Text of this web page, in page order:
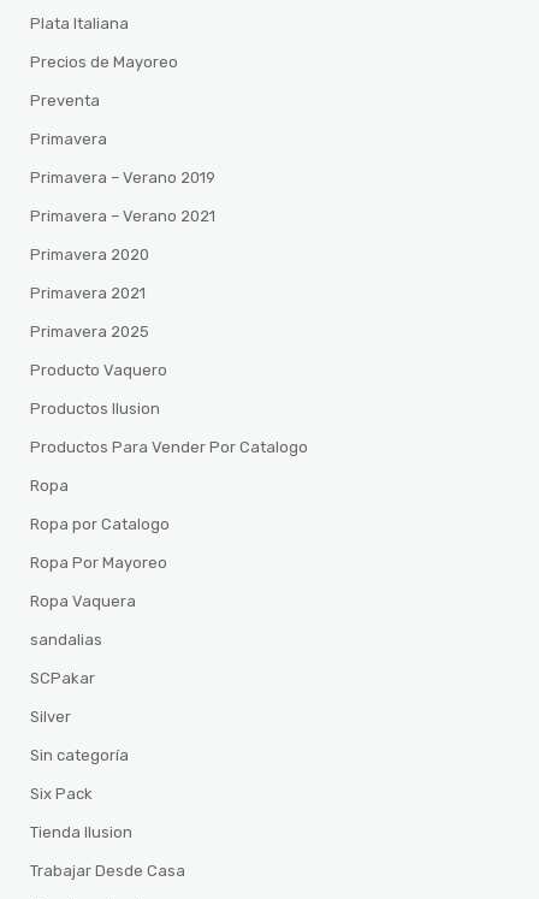
Plata Italiana
Precios de Mayoreo
Preventa
Primavera
Primavera – Verano 2019
Primavera – Verano 2021
Primavera 2020
Primavera 2021
Primavera 2025
Producto Vaquero
Productos Ilusion
Productos Para Vender Por Catalogo
Ropa
Ropa por Catalogo
Ropa Por Mayoreo
Ropa Vaquera
sandalias
SCPakar
Silver
Sin categoría
Six Pack
Tienda Ilusion
Trabajar Desde Casa